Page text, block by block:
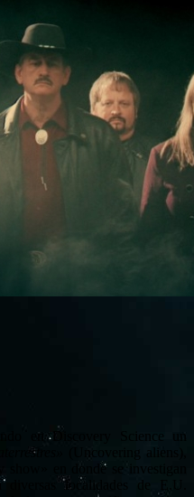
en Discovery Science un
show» en donde se investigan
diversas localidades de E.U.